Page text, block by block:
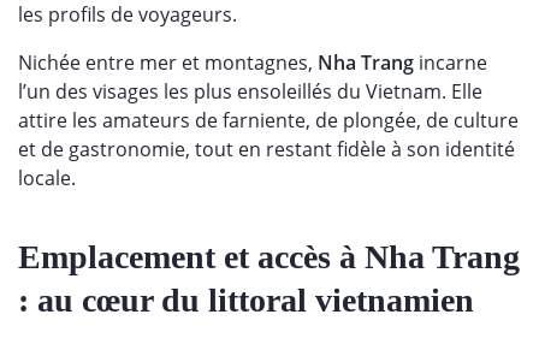
les profils de voyageurs.
Nichée entre mer et montagnes, Nha Trang incarne
l’un des visages les plus ensoleillés du Vietnam. Elle
attire les amateurs de farniente, de plongée, de culture
et de gastronomie, tout en restant fidèle à son identité
locale.
Emplacement et accès à Nha Trang
: au cœur du littoral vietnamien